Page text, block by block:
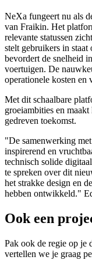
NeXa fungeert nu als
van Fraikin. Het
relevante statussen
stelt gebruikers in
bevordert de snelheid
voertuigen. De
operationele kosten en
Met dit schaalbare
groeiambities en
gedreven toekomst.
"De samenwerking
inspirerend en
technisch solide
te spreken over dit
het strakke design en
hebben ontwikkeld."
Ook een
Pak ook de regie op je
vertellen we je graag